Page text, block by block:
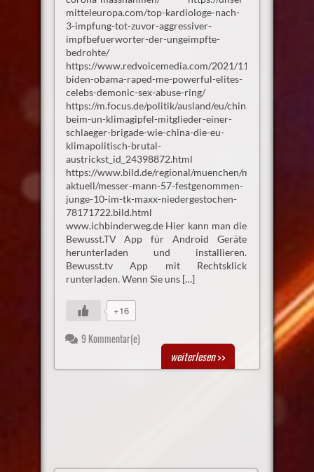
mitteleuropa.com/top-kardiologe-nach-
3-impfung-tot-zuvor-aggressiver-
impfbefuerworter-der-ungeimpfte-
bedrohte/
https://www.redvoicemedia.com/2021/11/victim-
biden-obama-raped-me-powerful-elites-
celebs-demonic-sex-abuse-ring/
https://m.focus.de/politik/ausland/eu/china-
beim-un-klimagipfel-mitglieder-einer-
schlaeger-brigade-wie-china-die-eu-
klimapolitisch-brutal-
austrickst_id_24398872.html
https://www.bild.de/regional/muenchen/muenchen-
aktuell/messer-mann-57-festgenommen-
junge-10-im-tk-maxx-niedergestochen-
78171722.bild.html
www.ichbinderweg.de Hier kann man die
Bewusst.TV App für Android Geräte
herunterladen und installieren.
Bewusst.tv App mit Rechtsklick
runterladen. Wenn Sie uns […]
+16
9 Kommentar(e)
weiterlesen>>